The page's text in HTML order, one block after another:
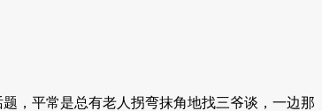
平常是总有老人拐弯抹角地找三爷谈，一边那